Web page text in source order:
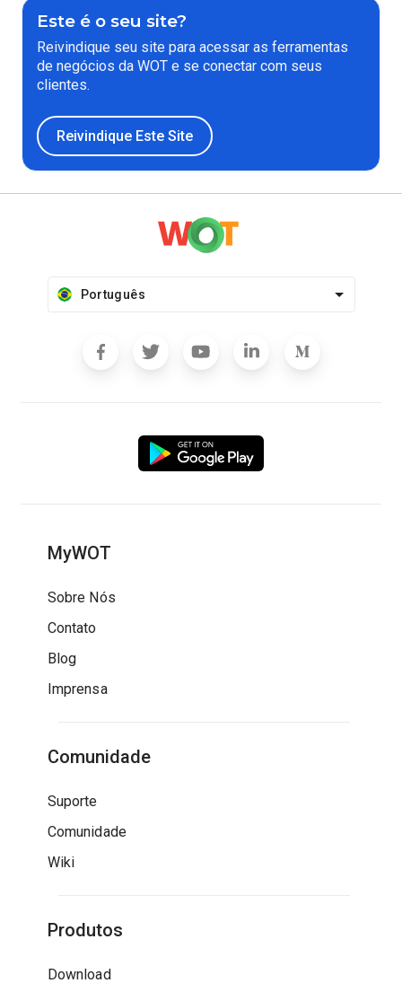
Este é o seu site?
Reivindique seu site para acessar as ferramentas
de negócios da WOT e se conectar com seus
clientes.
Reivindique Este Site
Português
MyWOT
Sobre Nós
Contato
Blog
Imprensa
Comunidade
Suporte
Comunidade
Wiki
Produtos
Download